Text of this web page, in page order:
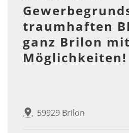
traumhaften
ganz Brilon
Möglichkeiten!
59929 Brilon